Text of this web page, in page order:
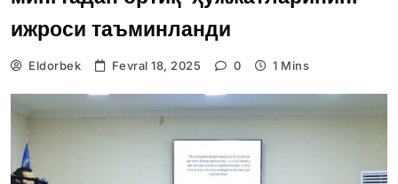
ижроси таъминланди
Eldorbek Fevral 18, 2025 0 1 Mins